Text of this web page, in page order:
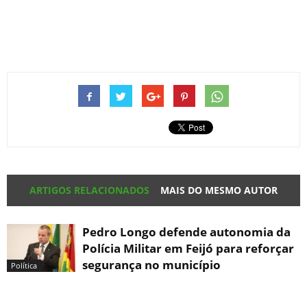
ARTIGOS RELACIONADOS MAIS DO MESMO AUTOR
Política
Pedro Longo defende autonomia da
Polícia Militar em Feijó para reforçar
segurança no município